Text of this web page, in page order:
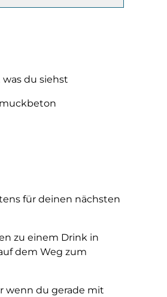
du siehst
für deinen nächsten
zu einem Drink in
dem Weg zum
wenn du gerade mit